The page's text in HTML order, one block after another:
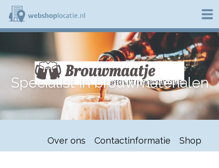
Overslaan
naar
de
b
s
o
p
o
Specialist in brouwmaterialen
Over ons Contactinformatie Shop